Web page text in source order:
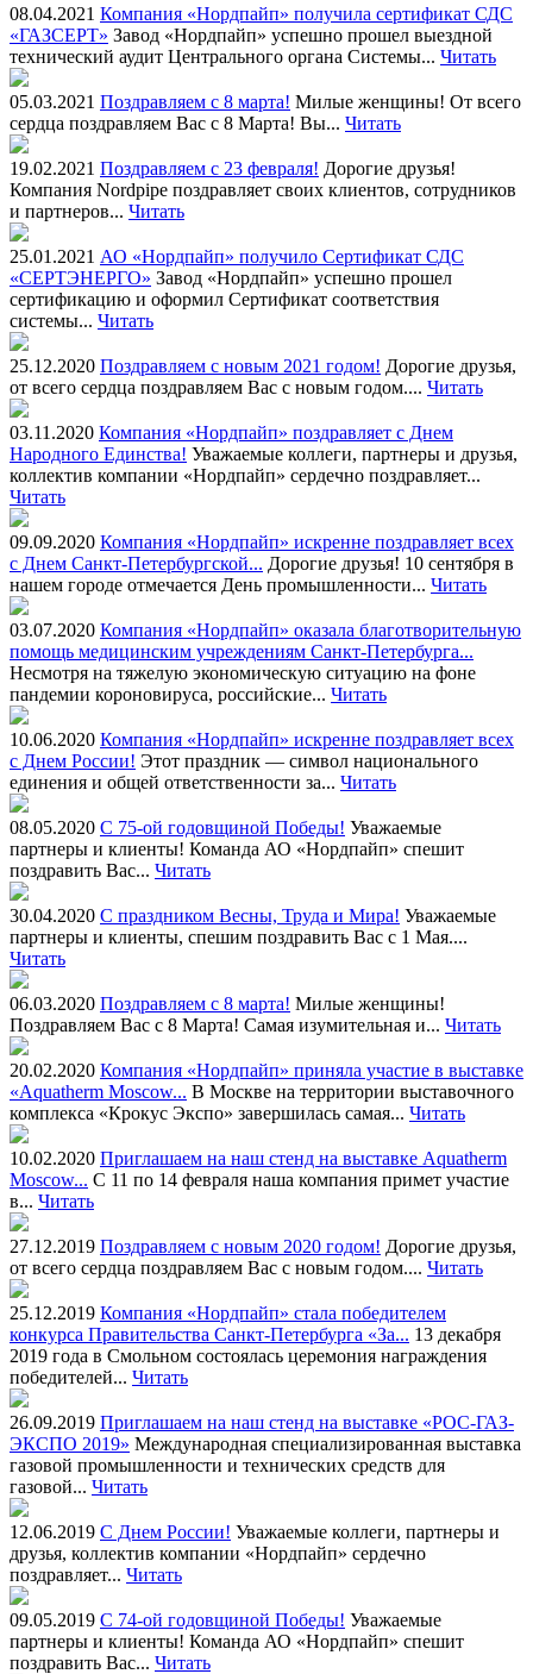
08.04.2021 Компания «Нордпайп» получила сертификат СДС
«ГАЗСЕРТ» Завод «Нордпайп» успешно прошел выездной
технический аудит Центрального органа Системы... Читать
05.03.2021 Поздравляем с 8 марта! Милые женщины! От всего
сердца поздравляем Вас с 8 Марта! Вы... Читать
19.02.2021 Поздравляем с 23 февраля! Дорогие друзья!
Компания Nordpipe поздравляет своих клиентов, сотрудников
и партнеров... Читать
25.01.2021 АО «Нордпайп» получило Сертификат СДС
«СЕРТЭНЕРГО» Завод «Нордпайп» успешно прошел
сертификацию и оформил Сертификат соответствия
системы... Читать
25.12.2020 Поздравляем с новым 2021 годом! Дорогие друзья,
от всего сердца поздравляем Вас с новым годом.... Читать
03.11.2020 Компания «Нордпайп» поздравляет с Днем
Народного Единства! Уважаемые коллеги, партнеры и друзья,
коллектив компании «Нордпайп» сердечно поздравляет...
Читать
09.09.2020 Компания «Нордпайп» искренне поздравляет всех
с Днем Санкт-Петербургской... Дорогие друзья! 10 сентября в
нашем городе отмечается День промышленности... Читать
03.07.2020 Компания «Нордпайп» оказала благотворительную
помощь медицинским учреждениям Санкт-Петербурга...
Несмотря на тяжелую экономическую ситуацию на фоне
пандемии короновируса, российские... Читать
10.06.2020 Компания «Нордпайп» искренне поздравляет всех
с Днем России! Этот праздник — символ национального
единения и общей ответственности за... Читать
08.05.2020 С 75-ой годовщиной Победы! Уважаемые
партнеры и клиенты! Команда АО «Нордпайп» спешит
поздравить Вас... Читать
30.04.2020 С праздником Весны, Труда и Мира! Уважаемые
партнеры и клиенты, спешим поздравить Вас с 1 Мая....
Читать
06.03.2020 Поздравляем с 8 марта! Милые женщины!
Поздравляем Вас с 8 Марта! Самая изумительная и... Читать
20.02.2020 Компания «Нордпайп» приняла участие в выставке
«Aquatherm Moscow... В Москве на территории выставочного
комплекса «Крокус Экспо» завершилась самая... Читать
10.02.2020 Приглашаем на наш стенд на выставке Aquatherm
Moscow... С 11 по 14 февраля наша компания примет участие
в... Читать
27.12.2019 Поздравляем с новым 2020 годом! Дорогие друзья,
от всего сердца поздравляем Вас с новым годом.... Читать
25.12.2019 Компания «Нордпайп» стала победителем
конкурса Правительства Санкт-Петербурга «За... 13 декабря
2019 года в Смольном состоялась церемония награждения
победителей... Читать
26.09.2019 Приглашаем на наш стенд на выставке «РОС-ГАЗ-
ЭКСПО 2019» Международная специализированная выставка
газовой промышленности и технических средств для
газовой... Читать
12.06.2019 С Днем России! Уважаемые коллеги, партнеры и
друзья, коллектив компании «Нордпайп» сердечно
поздравляет... Читать
09.05.2019 С 74-ой годовщиной Победы! Уважаемые
партнеры и клиенты! Команда АО «Нордпайп» спешит
поздравить Вас... Читать